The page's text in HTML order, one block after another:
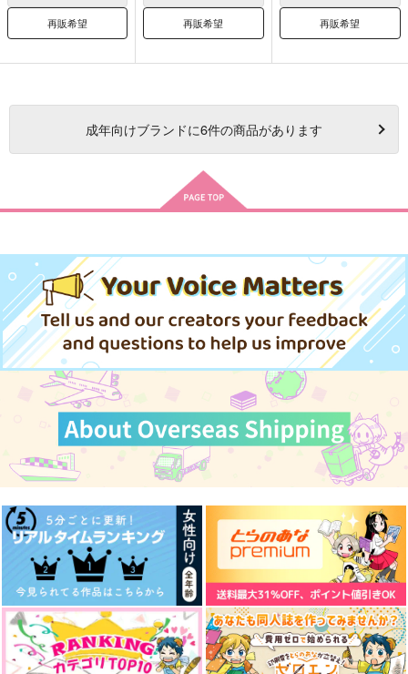
再販希望 再販希望 再販希望
成年向けブランドに6件の商品があります